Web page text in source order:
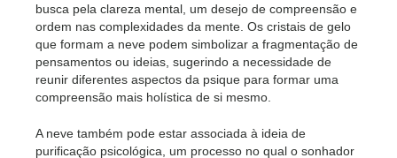
busca pela clareza mental, um desejo de compreensão e
ordem nas complexidades da mente. Os cristais de gelo
que formam a neve podem simbolizar a fragmentação de
pensamentos ou ideias, sugerindo a necessidade de
reunir diferentes aspectos da psique para formar uma
compreensão mais holística de si mesmo.
A neve também pode estar associada à ideia de
purificação psicológica, um processo no qual o sonhador